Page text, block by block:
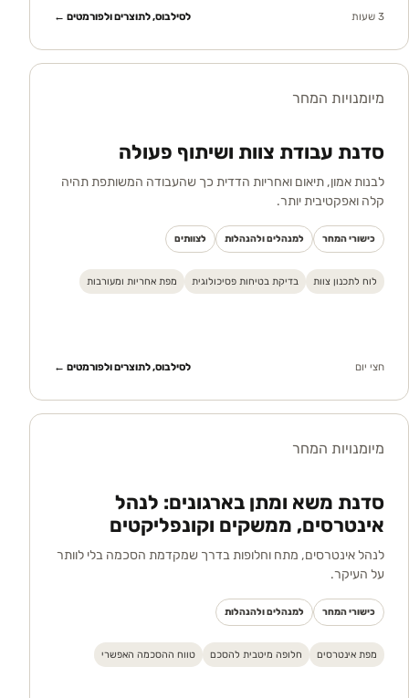
3 שעות לסילבוס, לתוצרים ולפורמטים ←
מיומנויות המחר
סדנת עבודת צוות ושיתוף פעולה
לבנות אמון, תיאום ואחריות הדדית כך שהעבודה המשותפת תהיה
קלה ואפקטיבית יותר.
כישורי המחר למנהלים ולהנהלות לצוותים
לוח לתכנון צוות בדיקת בטיחות פסיכולוגית מפת אחריות ומעורבות
חצי יום לסילבוס, לתוצרים ולפורמטים ←
מיומנויות המחר
סדנת משא ומתן בארגונים: לנהל
אינטרסים, ממשקים וקונפליקטים
לנהל אינטרסים, מתח וחלופות בדרך שמקדמת הסכמה בלי לוותר
על העיקר.
כישורי המחר למנהלים ולהנהלות
מפת אינטרסים חלופה מיטבית להסכם טווח ההסכמה האפשרי